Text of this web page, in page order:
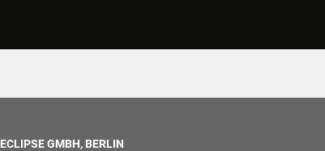
ECLIPSE GMBH, BERLIN